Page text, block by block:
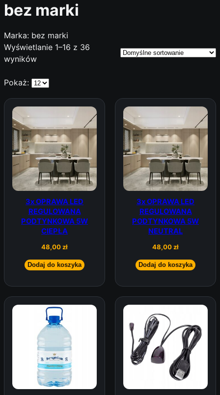
bez marki
Marka: bez marki
Wyświetlanie 1–16 z 36
wyników
Pokaż:
3x OPRAWA LED
REGULOWANA
PODTYNKOWA 5W
CIEPŁA
48,00zł
Dodaj do koszyka
3x OPRAWA LED
REGULOWANA
PODTYNKOWA 5W
NEUTRAL
48,00zł
Dodaj do koszyka